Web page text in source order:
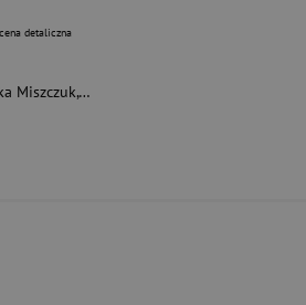
detaliczna
Miszczuk, Anna Cieplak